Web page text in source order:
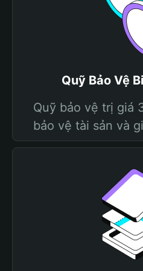
Quỹ Bảo Vệ
Quỹ bảo vệ trị giá
bảo vệ tài sản và